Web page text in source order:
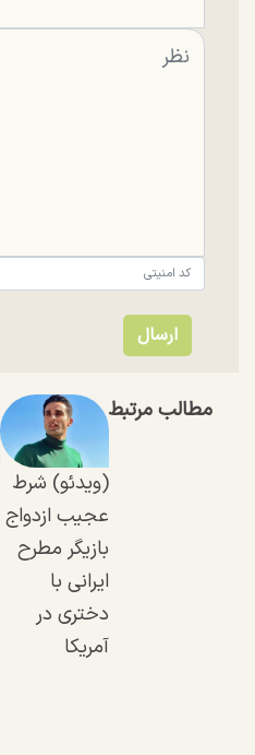
مطالب مرتبط
(ویدئو) شرط
عجیب ازدواج
بازیگر مطرح
ایرانی با
دختری در
آمریکا